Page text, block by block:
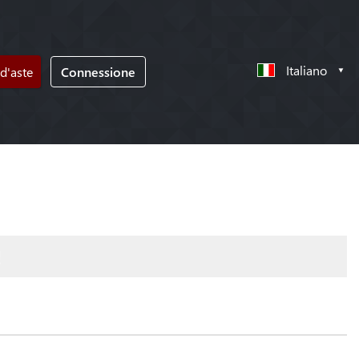
Connessione Italiano